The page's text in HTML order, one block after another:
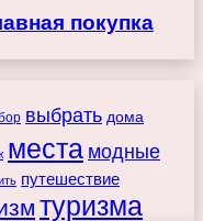
покупка
выбрать дома
места модные
путешествие
туризма